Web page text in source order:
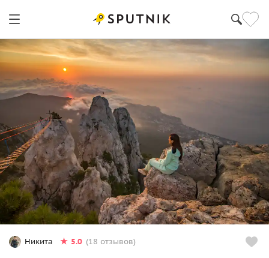
Никита 5.0 (18 отзывов)